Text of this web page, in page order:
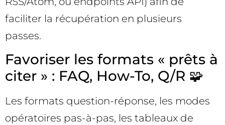
faciliter la récupération en plusieurs
passes.
Favoriser les formats « prêts à
citer » : FAQ, How-To, Q/R 🧩
Les formats question-réponse, les modes
opératoires pas-à-pas, les tableaux de